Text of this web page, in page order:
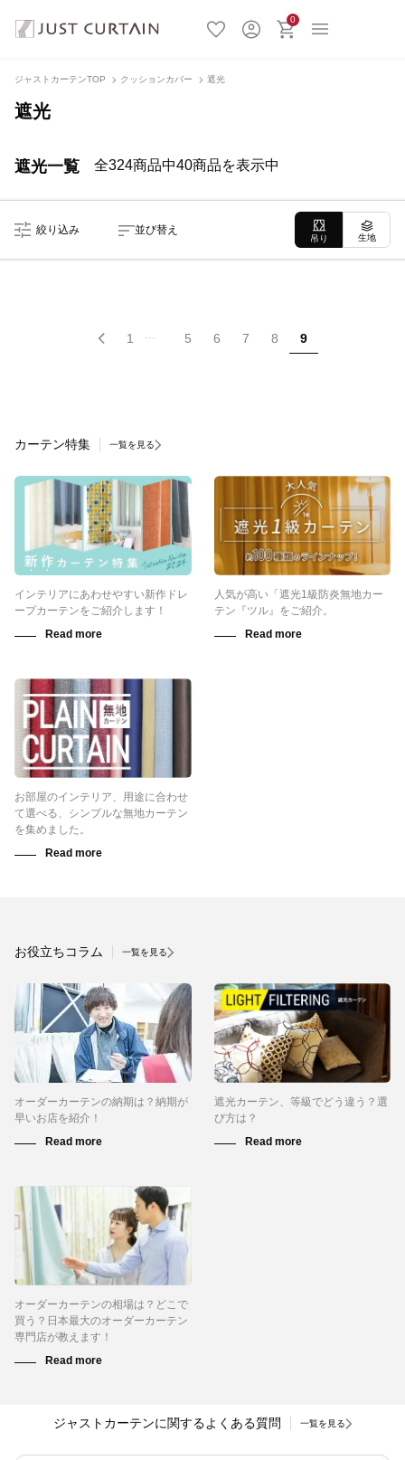
0
ジャストカーテンTOP クッションカバー 遮光
遮光
遮光一覧 全324商品中40商品を表示中
絞り込み 並び替え
吊り 生地
1 5 6 7 8 9
カーテン特集 一覧を見る
インテリアにあわせやすい新作ドレ
ープカーテンをご紹介します！
人気が高い「遮光1級防炎無地カー
テン『ツル』をご紹介。
お部屋のインテリア、用途に合わせ
て選べる、シンプルな無地カーテン
を集めました。
お役立ちコラム 一覧を見る
オーダーカーテンの納期は？納期が
早いお店を紹介！
遮光カーテン、等級でどう違う？選
び方は？
オーダーカーテンの相場は？どこで
買う？日本最大のオーダーカーテン
専門店が教えます！
ジャストカーテンに関するよくある質問 一覧を見る